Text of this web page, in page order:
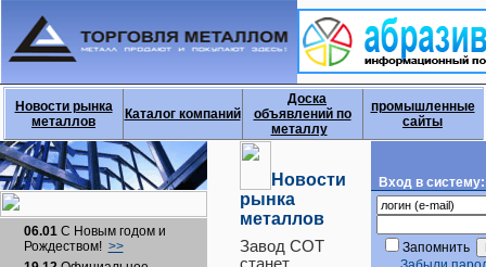
Новости рынка
металлов
Каталог компаний
Доска
объявлений по
металлу
промышленные
сайты
06.01С Новым годом и
Рождеством! >>
Новости
рынка
металлов
Завод СОТ
Вход в систему:
Запомнить